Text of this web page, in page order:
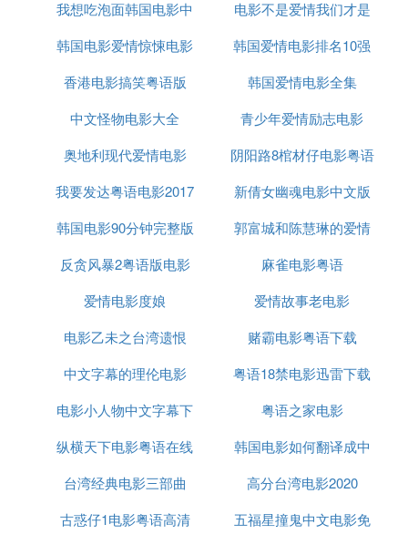
女朋友，爱菲回家教训，丽娜误以为是日东的要好女
朋友，弄得日东哭笑不得。
但是丽娜悉心安慰照料爱菲，使日东对丽娜添了好
感，认定丽娜还是好心女子!
晴天霹雳，晓东的心意乱了！
事缘晓东的女秘书暗恋了晓东八年，突然示爱！晓东
心猿意马，反省之后，发现自己不是一个好丈夫！强
日东先得消息，对晓东的行为深表愤怒，并逼着晓东
完成香港喜酒，尽男人的责任。
同时，丽娜又不知真相，仍然活在美梦之中。日东要
助晓东瞒骗丽娜…也十分无奈难受。
“要发生的事情避不了。”晓东还是决心离婚，并向丽
娜告白之后，避走回深圳等候丽娜同意离婚。
守舍…日东同情心起，日夕相伴，并且打动丽娜，与
其忧愁苦恼，不如面对现实，和晓东分开，重新站起
丽娜终于想通，便和晓东正式签了离婚书，办了离婚
日东还帮忙善后，代晓东向丽娜的家人和朋友致歉，
受尽委屈，但是一声不吭，甚有风度。
情电影
整版
我想吃泡面韩国电影中
文
电影不是爱情我们才是
友情
韩国电影爱情惊悚电影
韩国爱情电影排名10强
香港电影搞笑粤语版
韩国爱情电影全集
中文怪物电影大全
青少年爱情励志电影
奥地利现代爱情电影
阴阳路8棺材仔电影粤语
我要发达粤语电影2017
新倩女幽魂电影中文版
韩国电影90分钟完整版
中文
郭富城和陈慧琳的爱情
电影
反贪风暴2粤语版电影
麻雀电影粤语
爱情电影度娘
爱情故事老电影
电影乙未之台湾遗恨
赌霸电影粤语下载
中文字幕的理伦电影
粤语18禁电影迅雷下载
电影小人物中文字幕下
载
粤语之家电影
纵横天下电影粤语在线
观看
韩国电影如何翻译成中
文字幕
台湾经典电影三部曲
高分台湾电影2020
古惑仔1电影粤语高清
五福星撞鬼中文电影免